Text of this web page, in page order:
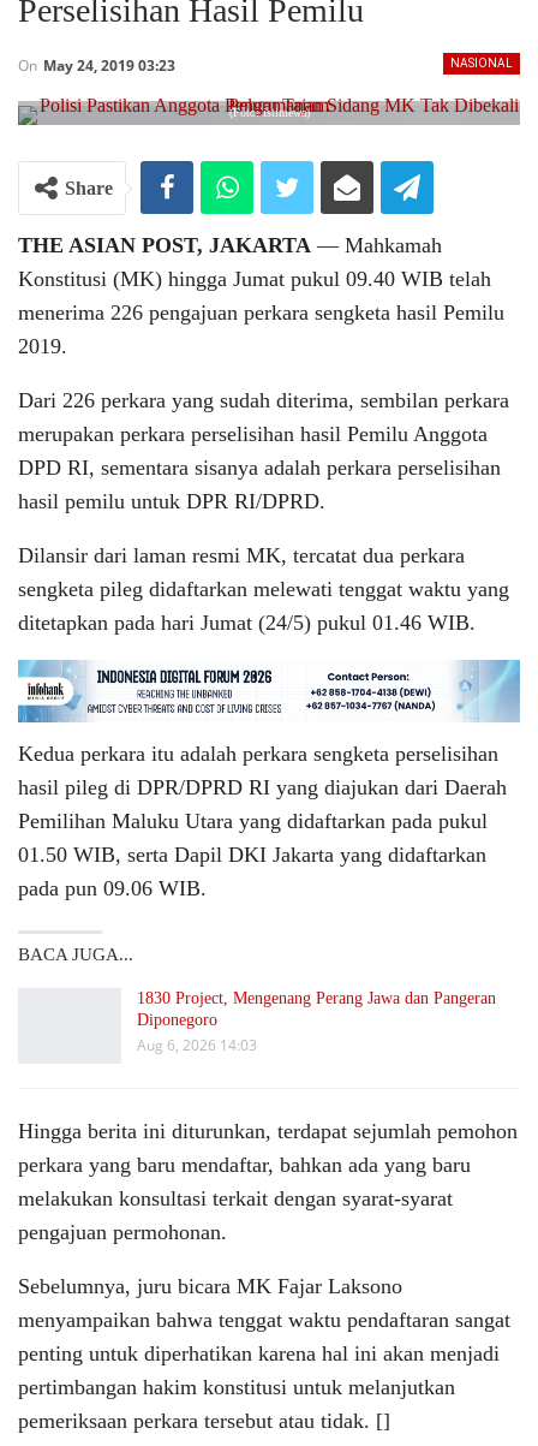
Perselisihan Hasil Pemilu
NASIONAL
On May 24, 2019 03:23
(Foto: istimewa)
Share
THE ASIAN POST, JAKARTA ― Mahkamah
Konstitusi (MK) hingga Jumat pukul 09.40 WIB telah
menerima 226 pengajuan perkara sengketa hasil Pemilu
2019.
Dari 226 perkara yang sudah diterima, sembilan perkara
merupakan perkara perselisihan hasil Pemilu Anggota
DPD RI, sementara sisanya adalah perkara perselisihan
hasil pemilu untuk DPR RI/DPRD.
Dilansir dari laman resmi MK, tercatat dua perkara
sengketa pileg didaftarkan melewati tenggat waktu yang
ditetapkan pada hari Jumat (24/5) pukul 01.46 WIB.
Kedua perkara itu adalah perkara sengketa perselisihan
hasil pileg di DPR/DPRD RI yang diajukan dari Daerah
Pemilihan Maluku Utara yang didaftarkan pada pukul
01.50 WIB, serta Dapil DKI Jakarta yang didaftarkan
pada pun 09.06 WIB.
BACA JUGA...
1830 Project, Mengenang Perang Jawa dan Pangeran
Diponegoro
Aug 6, 2026 14:03
Hingga berita ini diturunkan, terdapat sejumlah pemohon
perkara yang baru mendaftar, bahkan ada yang baru
melakukan konsultasi terkait dengan syarat-syarat
pengajuan permohonan.
Sebelumnya, juru bicara MK Fajar Laksono
menyampaikan bahwa tenggat waktu pendaftaran sangat
penting untuk diperhatikan karena hal ini akan menjadi
pertimbangan hakim konstitusi untuk melanjutkan
pemeriksaan perkara tersebut atau tidak. []